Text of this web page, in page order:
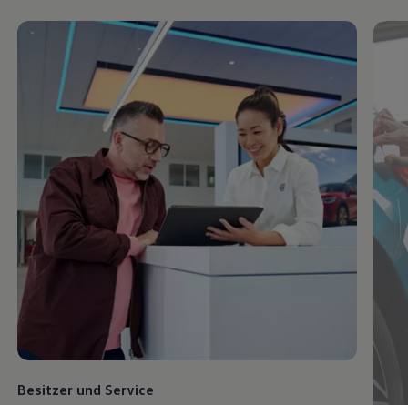
Besitzer und Service